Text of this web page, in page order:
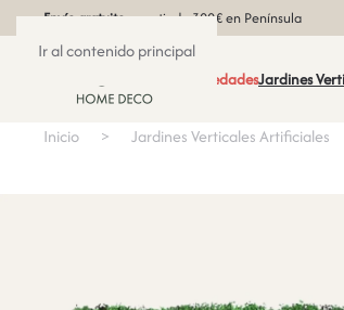
Ir al contenido principal
Envío gratuitoa partir de 300€ en Península
NovedadesJardines
Inicio Jardines Verticales Artificiales